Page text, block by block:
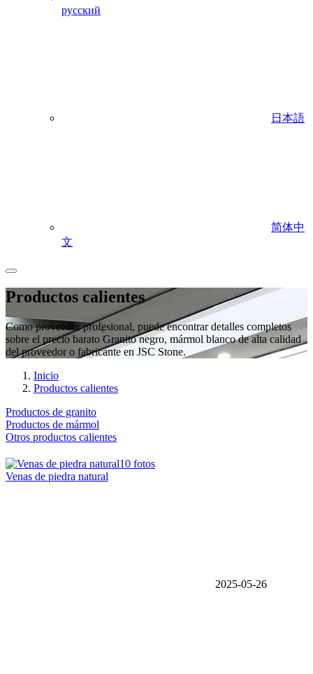
русский
日本語
简体中
文
Productos calientes
Como proveedor profesional, puede encontrar detalles completos
sobre el precio barato Granito negro, mármol blanco de alta calidad
del proveedor o fabricante en JSC Stone.
Inicio
Productos calientes
Productos de granito
Productos de mármol
Otros productos calientes
10 fotos
Venas de piedra natural
2025-05-26